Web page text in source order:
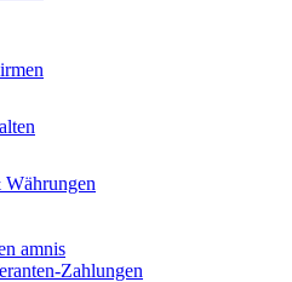
amnis
Zahlungen